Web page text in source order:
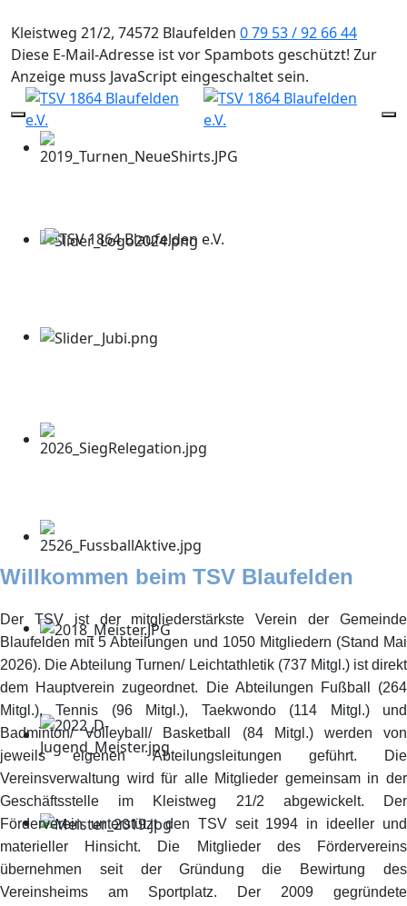
Kleistweg 21/2, 74572 Blaufelden 0 79 53 / 92 66 44
Diese E-Mail-Adresse ist vor Spambots geschützt! Zur
Anzeige muss JavaScript eingeschaltet sein.
Mobile Menu Toggle
Willkommen beim TSV Blaufelden
Der TSV ist der mitgliederstärkste Verein der Gemeinde
Blaufelden mit 5 Abteilungen und 1050 Mitgliedern (Stand Mai
2026). Die Abteilung Turnen/ Leichtathletik (737 Mitgl.) ist direkt
dem Hauptverein zugeordnet. Die Abteilungen Fußball (264
Mitgl.), Tennis (96 Mitgl.), Taekwondo (114 Mitgl.) und
Badminton/ Volleyball/ Basketball (84 Mitgl.) werden von
jeweils eigenen Abteilungsleitungen geführt. Die
Vereinsverwaltung wird für alle Mitglieder gemeinsam in der
Geschäftsstelle im Kleistweg 21/2 abgewickelt. Der
Förderverein unterstützt den TSV seit 1994 in ideeller und
materieller Hinsicht. Die Mitglieder des Fördervereins
übernehmen seit der Gründung die Bewirtung des
Vereinsheims am Sportplatz. Der 2009 gegründete